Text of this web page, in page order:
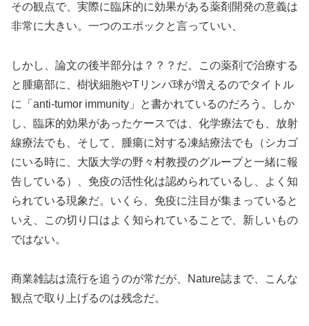
その観点で、実際に臨床的に効果がある薬剤開発の意義は
非常に大きい。一つのエポックと言っていい、
しかし、論文の後半部分は？？？だ。この薬剤で治療する
と腫瘍部に、樹状細胞やTリンパ球が増えるのでタイトル
に「anti-tumor immunity」と書かれているのだろう。しか
し、臨床的効果があったケースでは、化学療法でも、放射
線療法でも、そして、腫瘍に対する凍結療法でも（シカゴ
にいる時に、大阪大学の野々村教授のグループと一緒に報
告している）、免疫の活性化は認められているし、よく知
られている現象だ。いくら、免疫に注目が集まっていると
いえ、この切り口はよく知られていることで、新しいもの
ではない。
商業雑誌は流行を追うのが常だが、Nature誌まで、こんな
観点で取り上げるのは残念だ。